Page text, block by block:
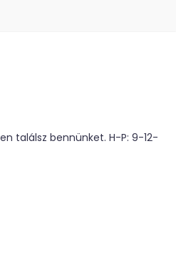
találsz bennünket. H-P: 9-12-